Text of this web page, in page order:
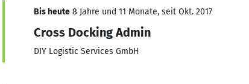
Bis heute 8 Jahre und 11 Monate, seit Okt. 2017
Cross Docking Admin
DIY Logistic Services GmbH